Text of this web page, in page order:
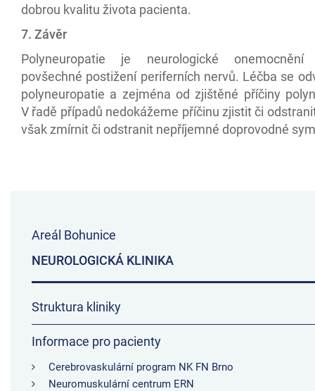
dobrou kvalitu života pacienta.
7. Závěr
Polyneuropatie je neurologické onemocnění
povšechné postižení periferních nervů. Léčba se
polyneuropatie a zejména od zjištěné příčiny
V řadě případů nedokážeme příčinu zjistit či
však zmírnit či odstranit nepříjemné doprovodné
Areál Bohunice
NEUROLOGICKÁ KLINIKA
Struktura kliniky
Informace pro pacienty
Cerebrovaskulární program NK FN Brno
Neuromuskulární centrum ERN